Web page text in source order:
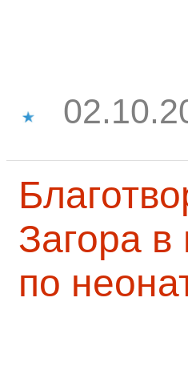
Загора
по